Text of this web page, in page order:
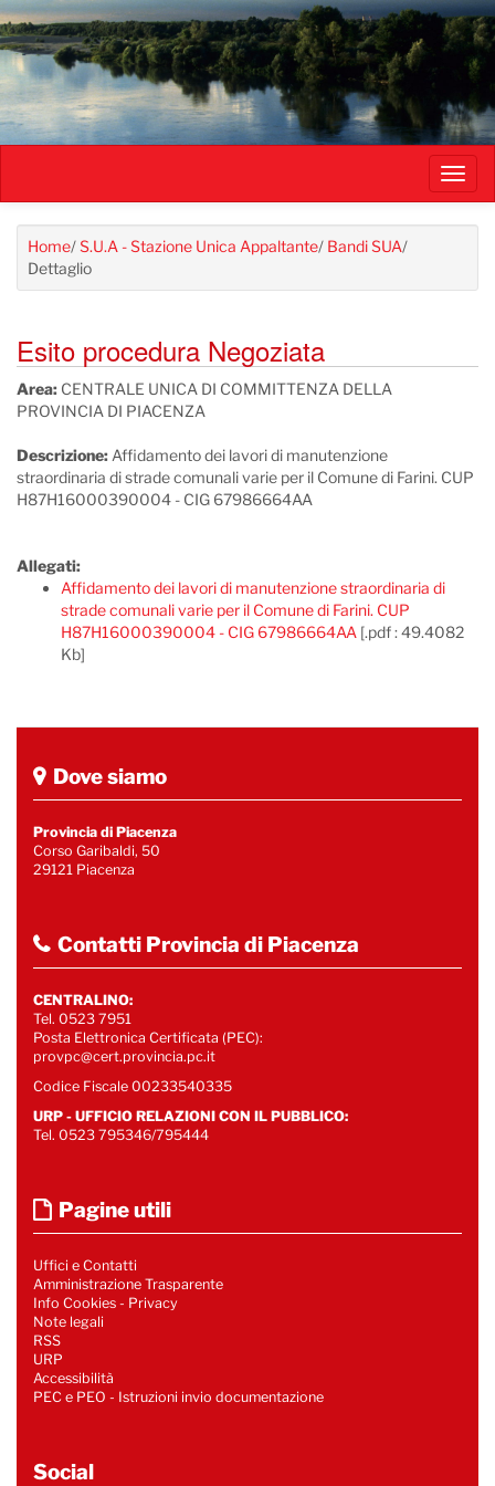
Salta
al
contenuto
principale
Home/S.U.A - Stazione Unica Appaltante/ Bandi SUA/
Dettaglio
Esito procedura Negoziata
Area: CENTRALE UNICA DI COMMITTENZA DELLA
PROVINCIA DI PIACENZA
Descrizione: Affidamento dei lavori di manutenzione
straordinaria di strade comunali varie per il Comune di Farini. CUP
H87H16000390004 - CIG 67986664AA
Allegati:
Affidamento dei lavori di manutenzione straordinaria di
strade comunali varie per il Comune di Farini. CUP
H87H16000390004 - CIG 67986664AA [.pdf : 49.4082
Kb]
Dove siamo
Provincia di Piacenza
Corso Garibaldi, 50
29121 Piacenza
Contatti Provincia di Piacenza
CENTRALINO:
Tel. 0523 7951
Posta Elettronica Certificata (PEC):
provpc@cert.provincia.pc.it
Codice Fiscale 00233540335
URP - UFFICIO RELAZIONI CON IL PUBBLICO:
Tel. 0523 795346/795444
Pagine utili
Uffici e Contatti
Amministrazione Trasparente
Info Cookies - Privacy
Note legali
RSS
URP
Accessibilità
PEC e PEO - Istruzioni invio documentazione
Social